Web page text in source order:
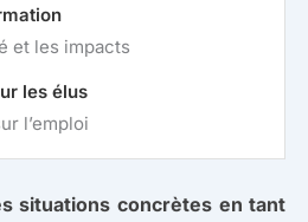
et les impacts
l’emploi
situations concrètes en tant